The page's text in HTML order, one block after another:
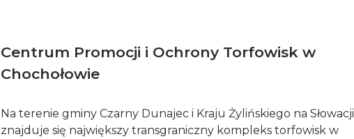
Centrum Promocji i Ochrony Torfowisk w
Chochołowie
Na terenie gminy Czarny Dunajec i Kraju Żylińskiego na Słowacji
znajduje się największy transgraniczny kompleks torfowisk w